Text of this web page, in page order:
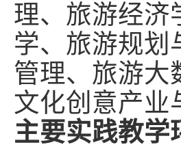
理、旅游经济
学、旅游规划
管理、旅游大
文化创意产业
主要实践教学